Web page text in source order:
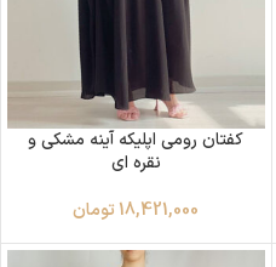
کفتان رومی اپلیکه آینه مشکی و
نقره ای
18,421,000 تومان